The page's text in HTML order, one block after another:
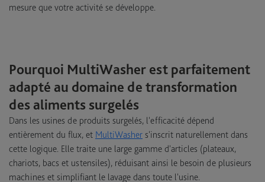
mesure que votre activité se développe.
Pourquoi MultiWasher est parfaitement
adapté au domaine de transformation
des aliments surgelés
Dans les usines de produits surgelés, l'efficacité dépend
entièrement du flux, et MultiWasher s'inscrit naturellement dans
cette logique. Elle traite une large gamme d'articles (plateaux,
chariots, bacs et ustensiles), réduisant ainsi le besoin de plusieurs
machines et simplifiant le lavage dans toute l'usine.